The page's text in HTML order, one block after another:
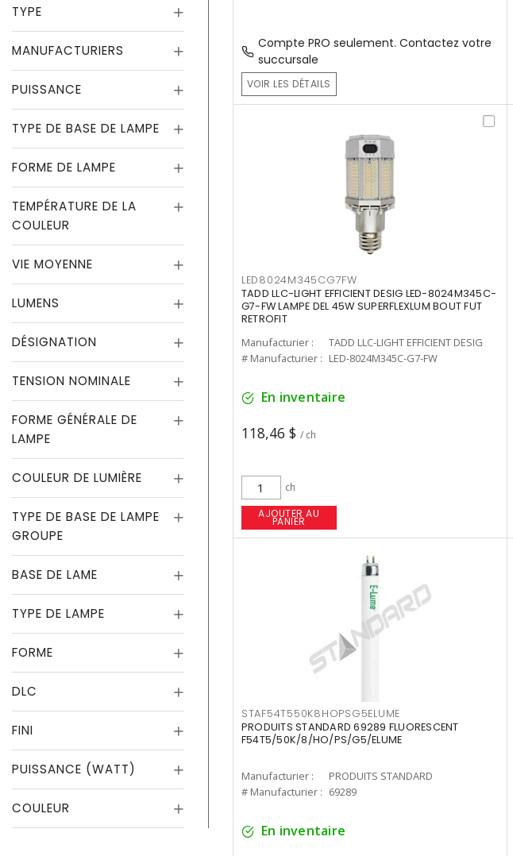
TYPE
MANUFACTURIERS
PUISSANCE
TYPE DE BASE DE LAMPE
FORME DE LAMPE
TEMPÉRATURE DE LA
COULEUR
VIE MOYENNE
LUMENS
DÉSIGNATION
TENSION NOMINALE
FORME GÉNÉRALE DE
LAMPE
COULEUR DE LUMIÈRE
TYPE DE BASE DE LAMPE
GROUPE
BASE DE LAME
TYPE DE LAMPE
FORME
DLC
FINI
PUISSANCE (WATT)
COULEUR
Compte PRO seulement. Contactez votre
succursale
VOIR LES DÉTAILS
LED8024M345CG7FW
TADD LLC-LIGHT EFFICIENT DESIG LED-8024M345C-
G7-FW LAMPE DEL 45W SUPERFLEXLUM BOUT FUT
RETROFIT
Manufacturier :
TADD LLC-LIGHT EFFICIENT DESIG
# Manufacturier : LED-8024M345C-G7-FW
En inventaire
118,46 $ / ch
ch
AJOUTER AU
PANIER
STAF54T550K8HOPSG5ELUME
PRODUITS STANDARD 69289 FLUORESCENT
F54T5/50K/8/HO/PS/G5/ELUME
Manufacturier :
PRODUITS STANDARD
# Manufacturier : 69289
En inventaire